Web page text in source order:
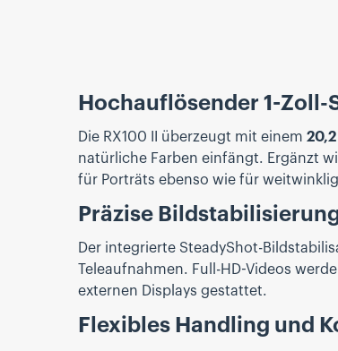
Hochauflösender 1-Zoll-
Die RX100 II überzeugt mit einem
natürliche Farben einfängt. Ergänzt
für Porträts ebenso wie für
Präzise
Der integrierte SteadyShot-
Teleaufnahmen. Full-HD-Videos
externen Displays gestattet.
Flexibles Handling und